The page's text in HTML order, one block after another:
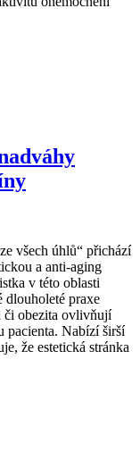
všech úhlů“ přichází
a anti-aging
v této oblasti
dlouholeté praxe
či obezita ovlivňují
pacienta. Nabízí širší
že estetická stránka